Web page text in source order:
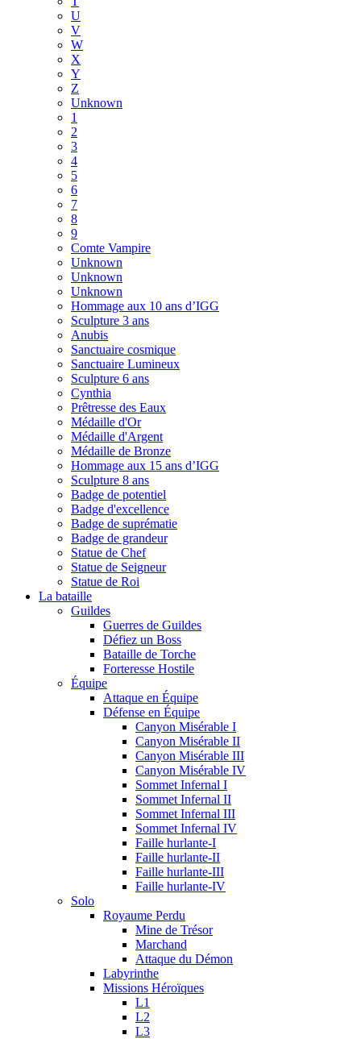
U
V
W
X
Y
Z
Unknown
1
2
3
4
5
6
7
8
9
Comte Vampire
Unknown
Unknown
Unknown
Hommage aux 10 ans d’IGG
Sculpture 3 ans
Anubis
Sanctuaire cosmique
Sanctuaire Lumineux
Sculpture 6 ans
Cynthia
Prêtresse des Eaux
Médaille d'Or
Médaille d'Argent
Médaille de Bronze
Hommage aux 15 ans d’IGG
Sculpture 8 ans
Badge de potentiel
Badge d'excellence
Badge de suprématie
Badge de grandeur
Statue de Chef
Statue de Seigneur
Statue de Roi
La bataille
Guildes
Guerres de Guildes
Défiez un Boss
Bataille de Torche
Forteresse Hostile
Équipe
Attaque en Équipe
Défense en Équipe
Canyon Misérable I
Canyon Misérable II
Canyon Misérable III
Canyon Misérable IV
Sommet Infernal I
Sommet Infernal II
Sommet Infernal III
Sommet Infernal IV
Faille hurlante-I
Faille hurlante-II
Faille hurlante-III
Faille hurlante-IV
Solo
Royaume Perdu
Mine de Trésor
Marchand
Attaque du Démon
Labyrinthe
Missions Héroïques
L1
L2
L3